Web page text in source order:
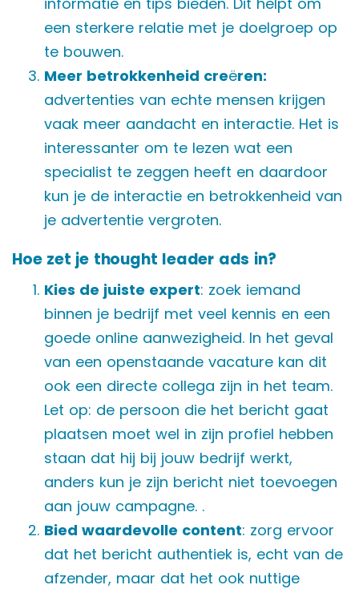
een sterkere relatie met je doelgroep op
te bouwen.
Meer betrokkenheid creëren:
advertenties van echte mensen krijgen
vaak meer aandacht en interactie. Het is
interessanter om te lezen wat een
specialist te zeggen heeft en daardoor
kun je de interactie en betrokkenheid van
je advertentie vergroten.
Hoe zet je thought leader ads in?
Kies de juiste expert: zoek iemand
binnen je bedrijf met veel kennis en een
goede online aanwezigheid. In het geval
van een openstaande vacature kan dit
ook een directe collega zijn in het team.
Let op: de persoon die het bericht gaat
plaatsen moet wel in zijn profiel hebben
staan dat hij bij jouw bedrijf werkt,
anders kun je zijn bericht niet toevoegen
aan jouw campagne. .
Bied waardevolle content: zorg ervoor
dat het bericht authentiek is, echt van de
afzender, maar dat het ook nuttige